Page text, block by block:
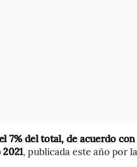
7% del total, de acuerdo con
, publicada este año por la